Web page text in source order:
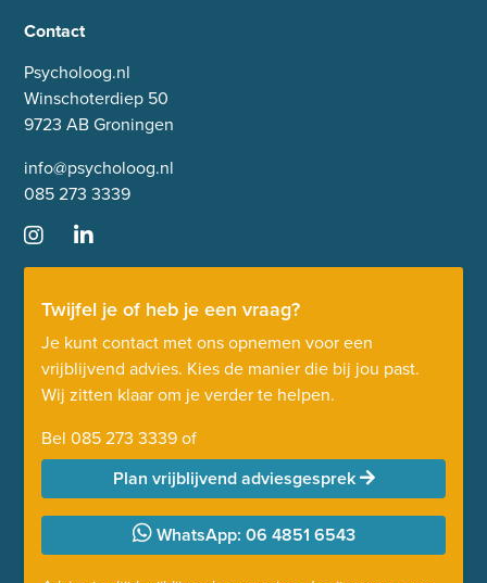
Contact
Psycholoog.nl
Winschoterdiep 50
9723 AB Groningen
info@psycholoog.nl
085 273 3339
Twijfel je of heb je een vraag?
Je kunt contact met ons opnemen voor een
vrijblijvend advies. Kies de manier die bij jou past.
Wij zitten klaar om je verder te helpen.
Bel 085 273 3339of
Plan vrijblijvend adviesgesprek
WhatsApp: 06 4851 6543